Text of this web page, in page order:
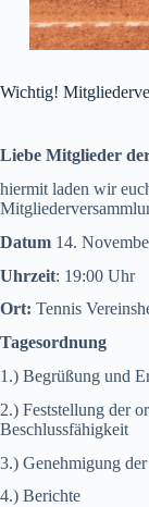
Wichtig!
Liebe Mitglieder
hiermit laden wir
Datum 14.
Uhrzeit: 19:00 Uhr
Ort: Tennis
Tagesordnung
1.) Begrüßung und
2.) Feststellung der
Beschlussfähigkeit
3.) Genehmigung
4.) Berichte